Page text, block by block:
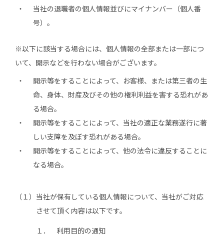
当社の退職者の個人情報並びにマイナンバー（個人番
号）。
※以下に該当する場合には、個人情報の全部または一部につ
いて、開示などを行わない場合がございます。
開示等をすることによって、お客様、または第三者の生
命、身体、財産及びその他の権利利益を害する恐れがあ
る場合。
開示等をすることによって、当社の適正な業務遂行に著
しい支障を及ぼす恐れがある場合。
開示等をすることによって、他の法令に違反することに
なる場合。
（１） 当社が保有している個人情報について、当社がご対応
させて頂く内容は以下です。
１．
利用目的の通知